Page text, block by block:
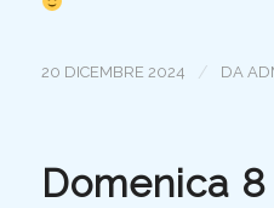
20 DICEMBRE 2024 / DA
Domenica